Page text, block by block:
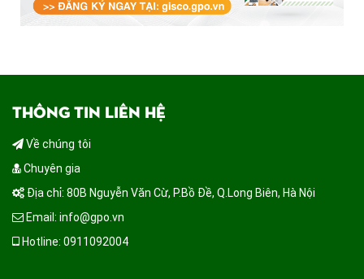
THÔNG TIN LIÊN HỆ
Về chúng tôi
Chuyên gia
Địa chỉ: 80B Nguyễn Văn Cừ, P.Bồ Đề, Q.Long Biên, Hà Nội
Email: info@gpo.vn
Hotline: 0911092004